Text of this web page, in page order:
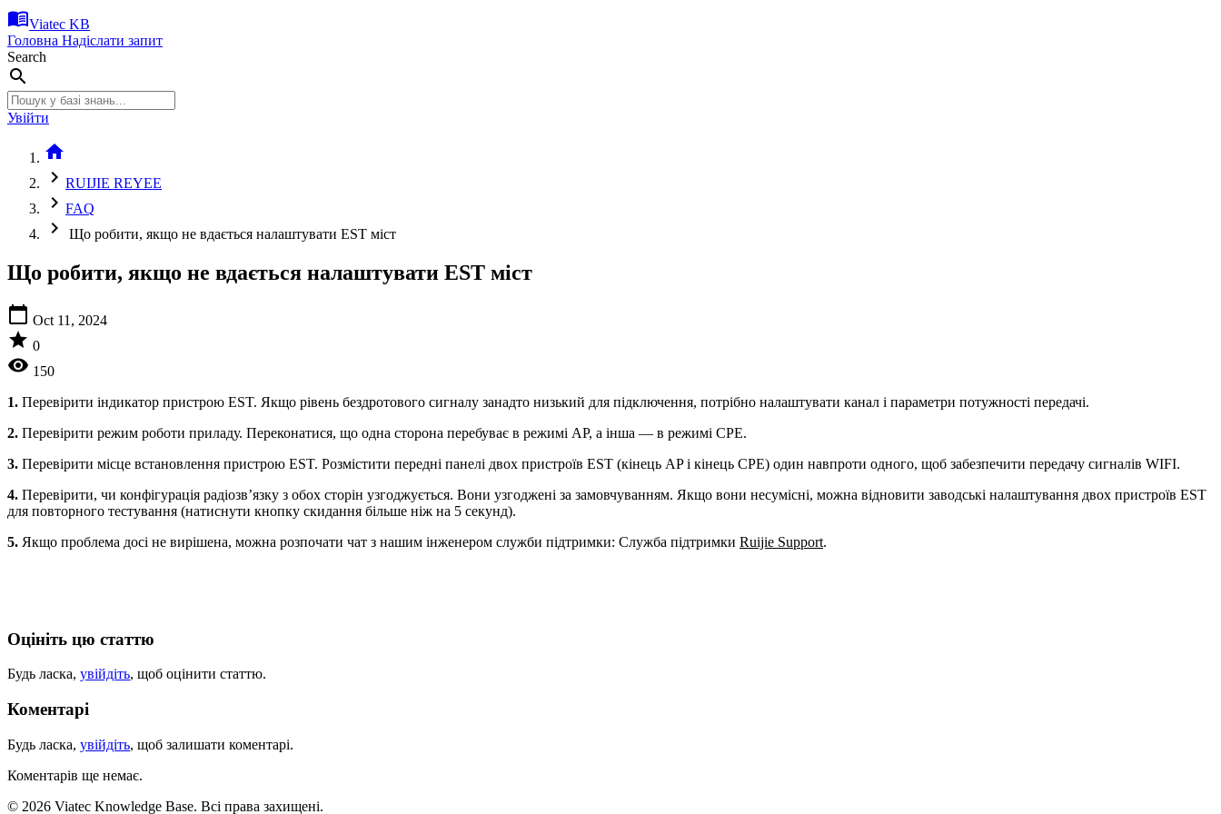
menu_bookViatec KB
Головна Надіслати запит
Search
search
Увійти
home
chevron_right RUIJIE REYEE
chevron_right FAQ
chevron_right Що робити, якщо не вдається налаштувати EST міст
Що робити, якщо не вдається налаштувати EST міст
calendar_today Oct 11, 2024
star 0
visibility 150
1. Перевірити індикатор пристрою EST. Якщо рівень бездротового сигналу занадто низький для підключення, потрібно налаштувати канал і параметри потужності передачі.
2. Перевірити режим роботи приладу. Переконатися, що одна сторона перебуває в режимі AP, а інша — в режимі CPE.
3. Перевірити місце встановлення пристрою EST. Розмістити передні панелі двох пристроїв EST (кінець AP і кінець CPE) один навпроти одного, щоб забезпечити передачу сигналів WIFI.
4. Перевірити, чи конфігурація радіозв’язку з обох сторін узгоджується. Вони узгоджені за замовчуванням. Якщо вони несумісні, можна відновити заводські налаштування двох пристроїв EST
для повторного тестування (натиснути кнопку скидання більше ніж на 5 секунд).
5. Якщо проблема досі не вирішена, можна розпочати чат з нашим інженером служби підтримки: Служба підтримки Ruijie Support.
Оцініть цю статтю
Будь ласка, увійдіть, щоб оцінити статтю.
Коментарі
Будь ласка, увійдіть, щоб залишати коментарі.
Коментарів ще немає.
© 2026 Viatec Knowledge Base. Всі права захищені.